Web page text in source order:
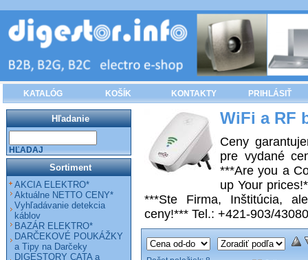
KATALÓG KOŠÍK KONTAKTY PRIHLÁSIŤ
WiFi a RF
Ceny
pre vydané
***Are you a
up Your
***Ste Firma, Inštitúcia,
ceny!*** Tel.: +421-903/
Hľadanie
HĽADAJ
Sortiment
AKCIA ELEKTRO*
Aktuálne NETTO CENY*
Vyhľadávanie detekcia
káblov
BAZÁR ELEKTRO*
DARČEKOVÉ POUKÁŽKY
a Tipy na Darčeky
DIGESTORY CATA a